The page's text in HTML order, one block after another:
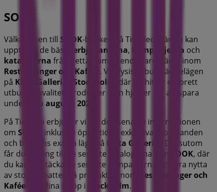
SOOK
Välkommen till SOOK-butiken på Tiendeo, där du kan
upptäcka de bästa
erbjudandena, kampanjerna och
katalogerna från detta framstående varumärke inom
Restauranger och Kaféer . Vår fysiska butik är belägen
på Kista Galleria Stockholm
, där du hittar ett brett
utbud av kvalitetsprodukter som hjälper dig att spara
under hela augusti 2026
På Tiendeo erbjuder vi dig den senaste informationen
om SOOK
, inklusive öppettider, exklusiva erbjudanden
och butikens exakta läge på
Kista Galleria
. Dessutom
får du tillgång till de senaste katalogerna från
SOOK, där
du kan upptäcka de senaste kampanjerna och dra nytta
av stora rabatter på produkter inom
Restauranger och
Kaféer
för dina inköp i Stockholm.